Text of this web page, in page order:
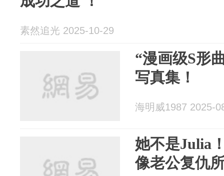
素然追光 2025-10-29
“漫画级S形
写真集！
海明威1987 2025-
她不是Julia
像老公复仇